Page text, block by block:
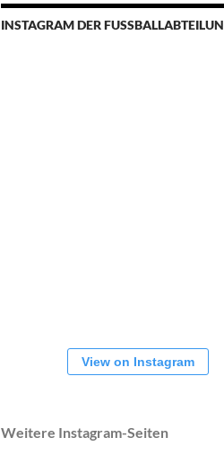
INSTAGRAM DER FUSSBALLABTEILUNG
View on Instagram
Weitere Instagram-Seiten